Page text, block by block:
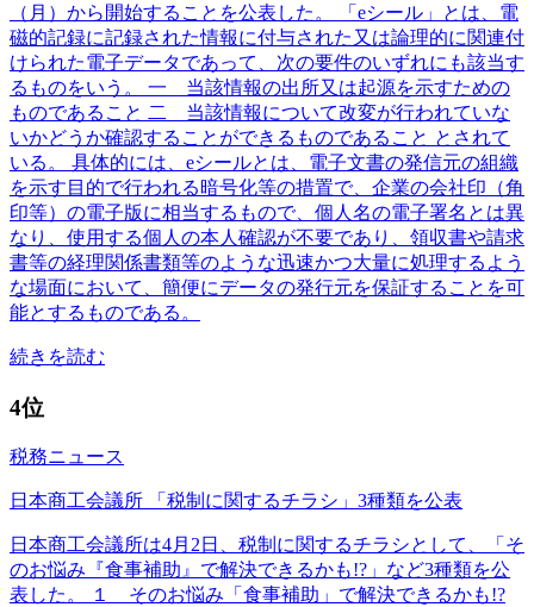
（月）から開始することを公表した。 「eシール」とは、電
磁的記録に記録された情報に付与された又は論理的に関連付
けられた電子データであって、次の要件のいずれにも該当す
るものをいう。 一 当該情報の出所又は起源を示すための
ものであること 二 当該情報について改変が行われていな
いかどうか確認することができるものであること とされて
いる。 具体的には、eシールとは、電子文書の発信元の組織
を示す目的で行われる暗号化等の措置で、企業の会社印（角
印等）の電子版に相当するもので、個人名の電子署名とは異
なり、使用する個人の本人確認が不要であり、領収書や請求
書等の経理関係書類等のような迅速かつ大量に処理するよう
な場面において、簡便にデータの発行元を保証することを可
能とするものである。
続きを読む
4位
税務ニュース
日本商工会議所 「税制に関するチラシ」3種類を公表
日本商工会議所は4月2日、税制に関するチラシとして、「そ
のお悩み『食事補助』で解決できるかも!?」など3種類を公
表した。 １ そのお悩み「食事補助」で解決できるかも!?